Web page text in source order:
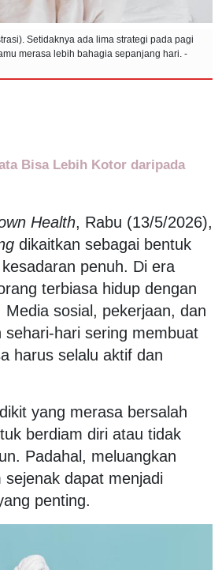
Setidaknya ada lima strategi pada pagi
merasa lebih bahagia sepanjang hari. -
Bisa Lebih Kotor daripada
Health, Rabu (13/5/2026),
dikaitkan sebagai bentuk
penuh. Di era
terbiasa hidup dengan
sosial, pekerjaan, dan
sehari-hari sering membuat
harus selalu aktif dan
yang merasa bersalah
berdiam diri atau tidak
Padahal, meluangkan
dapat menjadi
penting.